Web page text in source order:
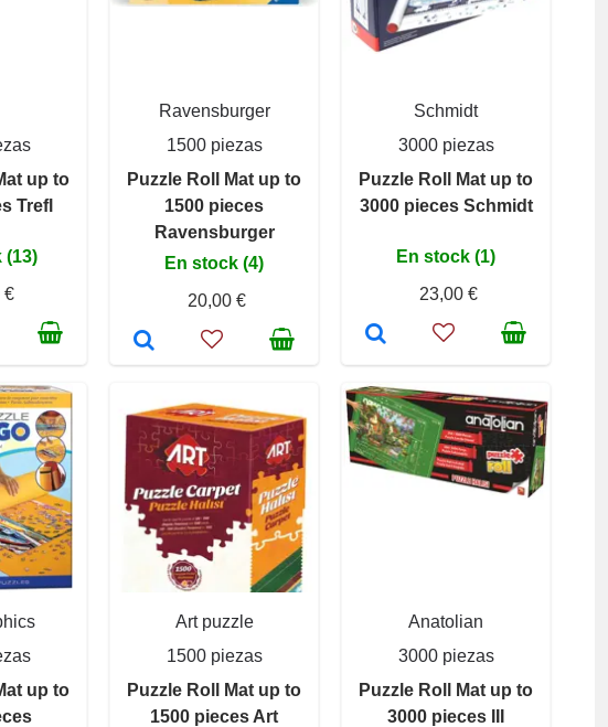
up to
Trefl
(13)
€
Ravensburger
1500 piezas
Puzzle Roll Mat up to
1500 pieces
Ravensburger
En stock (4)
20,00 €
Schmidt
3000 piezas
Puzzle Roll Mat up to
3000 pieces Schmidt
En stock (1)
23,00 €
up to
Art puzzle
1500 piezas
Puzzle Roll Mat up to
1500 pieces Art
Anatolian
3000 piezas
Puzzle Roll Mat up to
3000 pieces III